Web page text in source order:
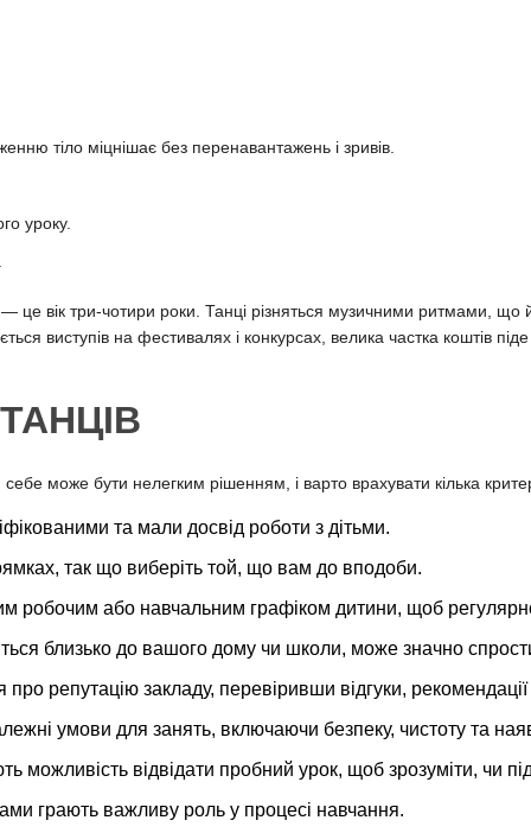
тіло міцнішає без перенавантажень і зривів.
уроку.
вік три-чотири роки. Танці різняться музичними ритмами, що
виступів на фестивалях і конкурсах, велика частка коштів
може бути нелегким рішенням, і варто врахувати кілька
та мали досвід роботи з дітьми.
так що виберіть той, що вам до вподоби.
робочим або навчальним графіком дитини, щоб
близько до вашого дому чи школи, може значно
про репутацію закладу, перевіривши відгуки, рекомендації
умови для занять, включаючи безпеку, чистоту та
можливість відвідати пробний урок, щоб зрозуміти, чи
грають важливу роль у процесі навчання.